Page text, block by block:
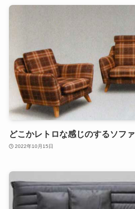
どこかレトロな感じのするソファ
2022年10月15日